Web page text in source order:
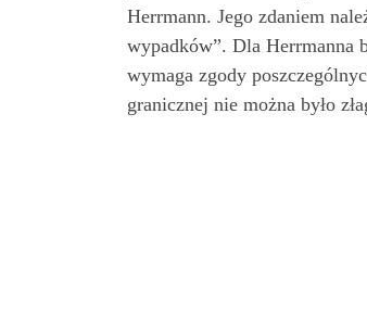
Herrmann. Jego zdaniem
wypadków”. Dla Herrmanna
wymaga zgody
granicznej nie można było